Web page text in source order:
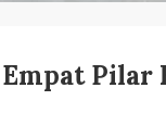
Pilar